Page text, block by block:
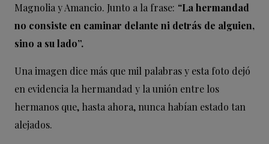
Magnolia y Amancio. Junto a la frase: “La hermandad
no consiste en caminar delante ni detrás de alguien,
sino a su lado”.
Una imagen dice más que mil palabras y esta foto dejó
en evidencia la hermandad y la unión entre los
hermanos que, hasta ahora, nunca habían estado tan
alejados.